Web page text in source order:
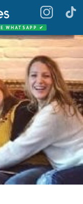
WHATSAPP ✔